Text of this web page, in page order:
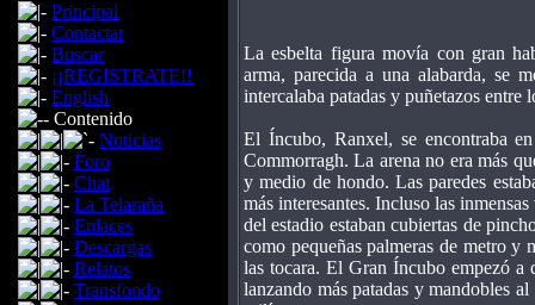
Principal
Contactar
Buscar
¡¡REGISTRATE!!
English
Contenido
Noticias
Foro
Chat
La Telaraña
Enlaces
Descargas
Relatos
Transfondo
La esbelta figura movía con gran
arma, parecida a una alabarda, se
intercalaba patadas y puñetazos entre
El Íncubo, Ranxel, se encontraba
Commorragh. La arena no era más
y medio de hondo. Las paredes
más interesantes. Incluso las
del estadio estaban cubiertas de
como pequeñas palmeras de metro y
las tocara. El Gran Íncubo empezó a
lanzando más patadas y mandobles